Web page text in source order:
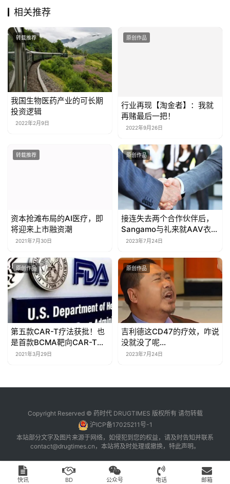
相关推荐
转载推荐
我国生物医药产业的可长期
投资逻辑
2022年2月9日
原创作品
行业再现【淘金者】：我就
再赌最后一把！
转载推荐
资本抢滩布局的AI医疗，即
将迎来上市融资潮
原创作品
接连失去两个合作伙伴后，
Sangamo与礼来就AAV衣壳
达成协议！
原创作品
第五款CAR-T疗法获批！也
是首款BCMA靶向CAR-T疗
法、第二款BCMA靶向药物
原创作品
吉利德这CD47的疗效，咋说
没就没了呢…
Copyright Reserved © 药时代 DRUGTIMES 版权所有 请勿转载
沪ICP备17025211号-1
本站部分文字及图片来源于网络，如侵犯到您的权益，请及时告知并联系
contact@drugtimes.cn ，本站将及时处理或撤换，特此声明。
快讯 BD 公众号 电话 邮箱